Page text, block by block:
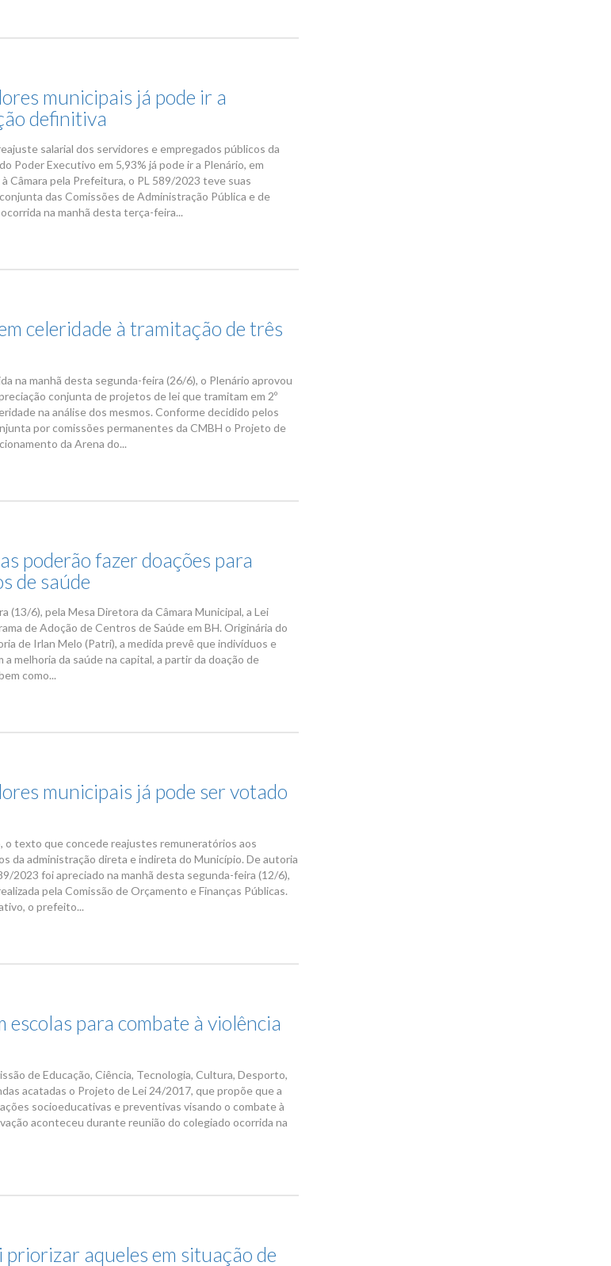
municipais já pode ir a
definitiva
salarial dos servidores e empregados públicos da
Poder Executivo em 5,93% já pode ir a Plenário, em
Câmara pela Prefeitura, o PL 589/2023 teve suas
das Comissões de Administração Pública e de
na manhã desta terça-feira...
celeridade à tramitação de três
na manhã desta segunda-feira (26/6), o Plenário aprovou
conjunta de projetos de lei que tramitam em 2º
na análise dos mesmos. Conforme decidido pelos
por comissões permanentes da CMBH o Projeto de
da Arena do...
poderão fazer doações para
de saúde
(13/6), pela Mesa Diretora da Câmara Municipal, a Lei
de Adoção de Centros de Saúde em BH. Originária do
de Irlan Melo (Patri), a medida prevê que indivíduos e
melhoria da saúde na capital, a partir da doação de
como...
municipais já pode ser votado
o texto que concede reajustes remuneratórios aos
da administração direta e indireta do Município. De autoria
2023 foi apreciado na manhã desta segunda-feira (12/6),
pela Comissão de Orçamento e Finanças Públicas.
o prefeito...
escolas para combate à violência
de Educação, Ciência, Tecnologia, Cultura, Desporto,
acatadas o Projeto de Lei 24/2017, que propõe que a
socioeducativas e preventivas visando o combate à
aconteceu durante reunião do colegiado ocorrida na
priorizar aqueles em situação de